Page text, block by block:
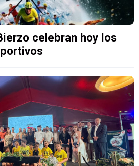
celebran hoy los